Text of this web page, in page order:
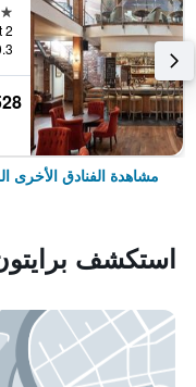
4 نجوم
0.3 كيلومتر
مشاهدة الفنادق الأخرى
استكشف